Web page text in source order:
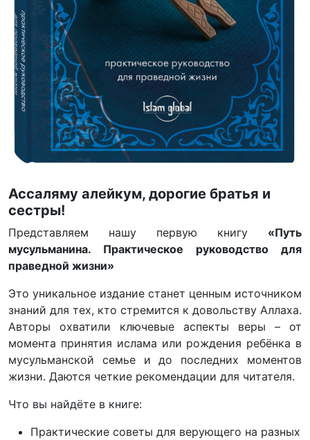
Ассаляму алейкум, дорогие братья и
сестры!
Представляем нашу первую книгу «Путь
мусульманина. Практическое руководство для
праведной жизни»
Это уникальное издание станет ценным источником
знаний для тех, кто стремится к довольству Аллаха.
Авторы охватили ключевые аспекты веры – от
момента принятия ислама или рождения ребёнка в
мусульманской семье и до последних моментов
жизни. Даются четкие рекомендации для читателя.
Что вы найдёте в книге:
Практические советы для верующего на разных